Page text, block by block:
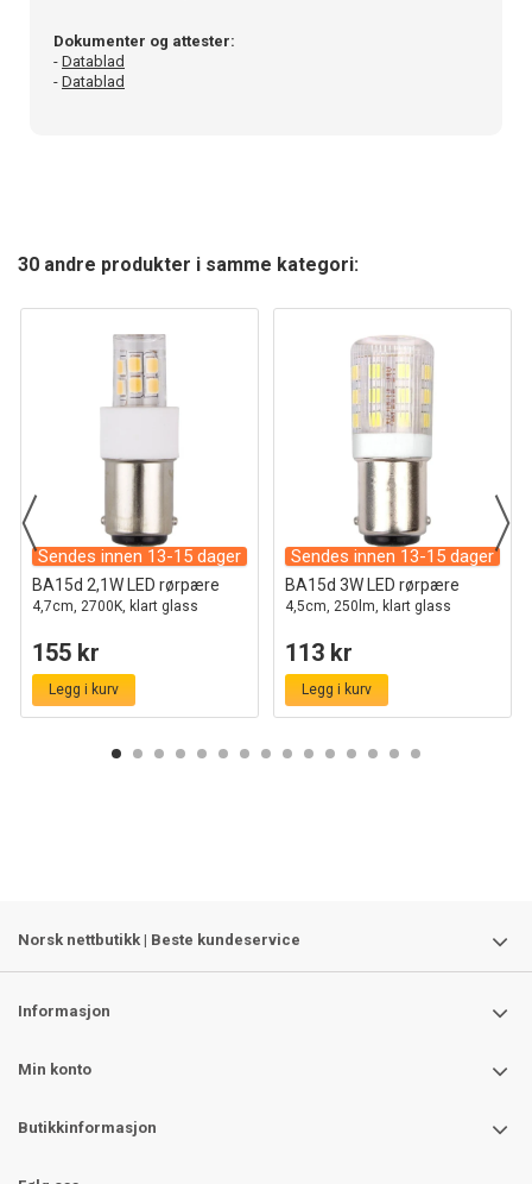
Dokumenter og attester:
- Datablad
- Datablad
30 andre produkter i samme kategori:
Sendes innen 13-15 dager
BA15d 2,1W LED rørpære
4,7cm, 2700K, klart glass
155 kr
Legg i kurv
Sendes innen 13-15 dager
BA15d 3W LED rørpære
4,5cm, 250lm, klart glass
113 kr
Legg i kurv
Norsk nettbutikk | Beste kundeservice
Informasjon
Min konto
Butikkinformasjon